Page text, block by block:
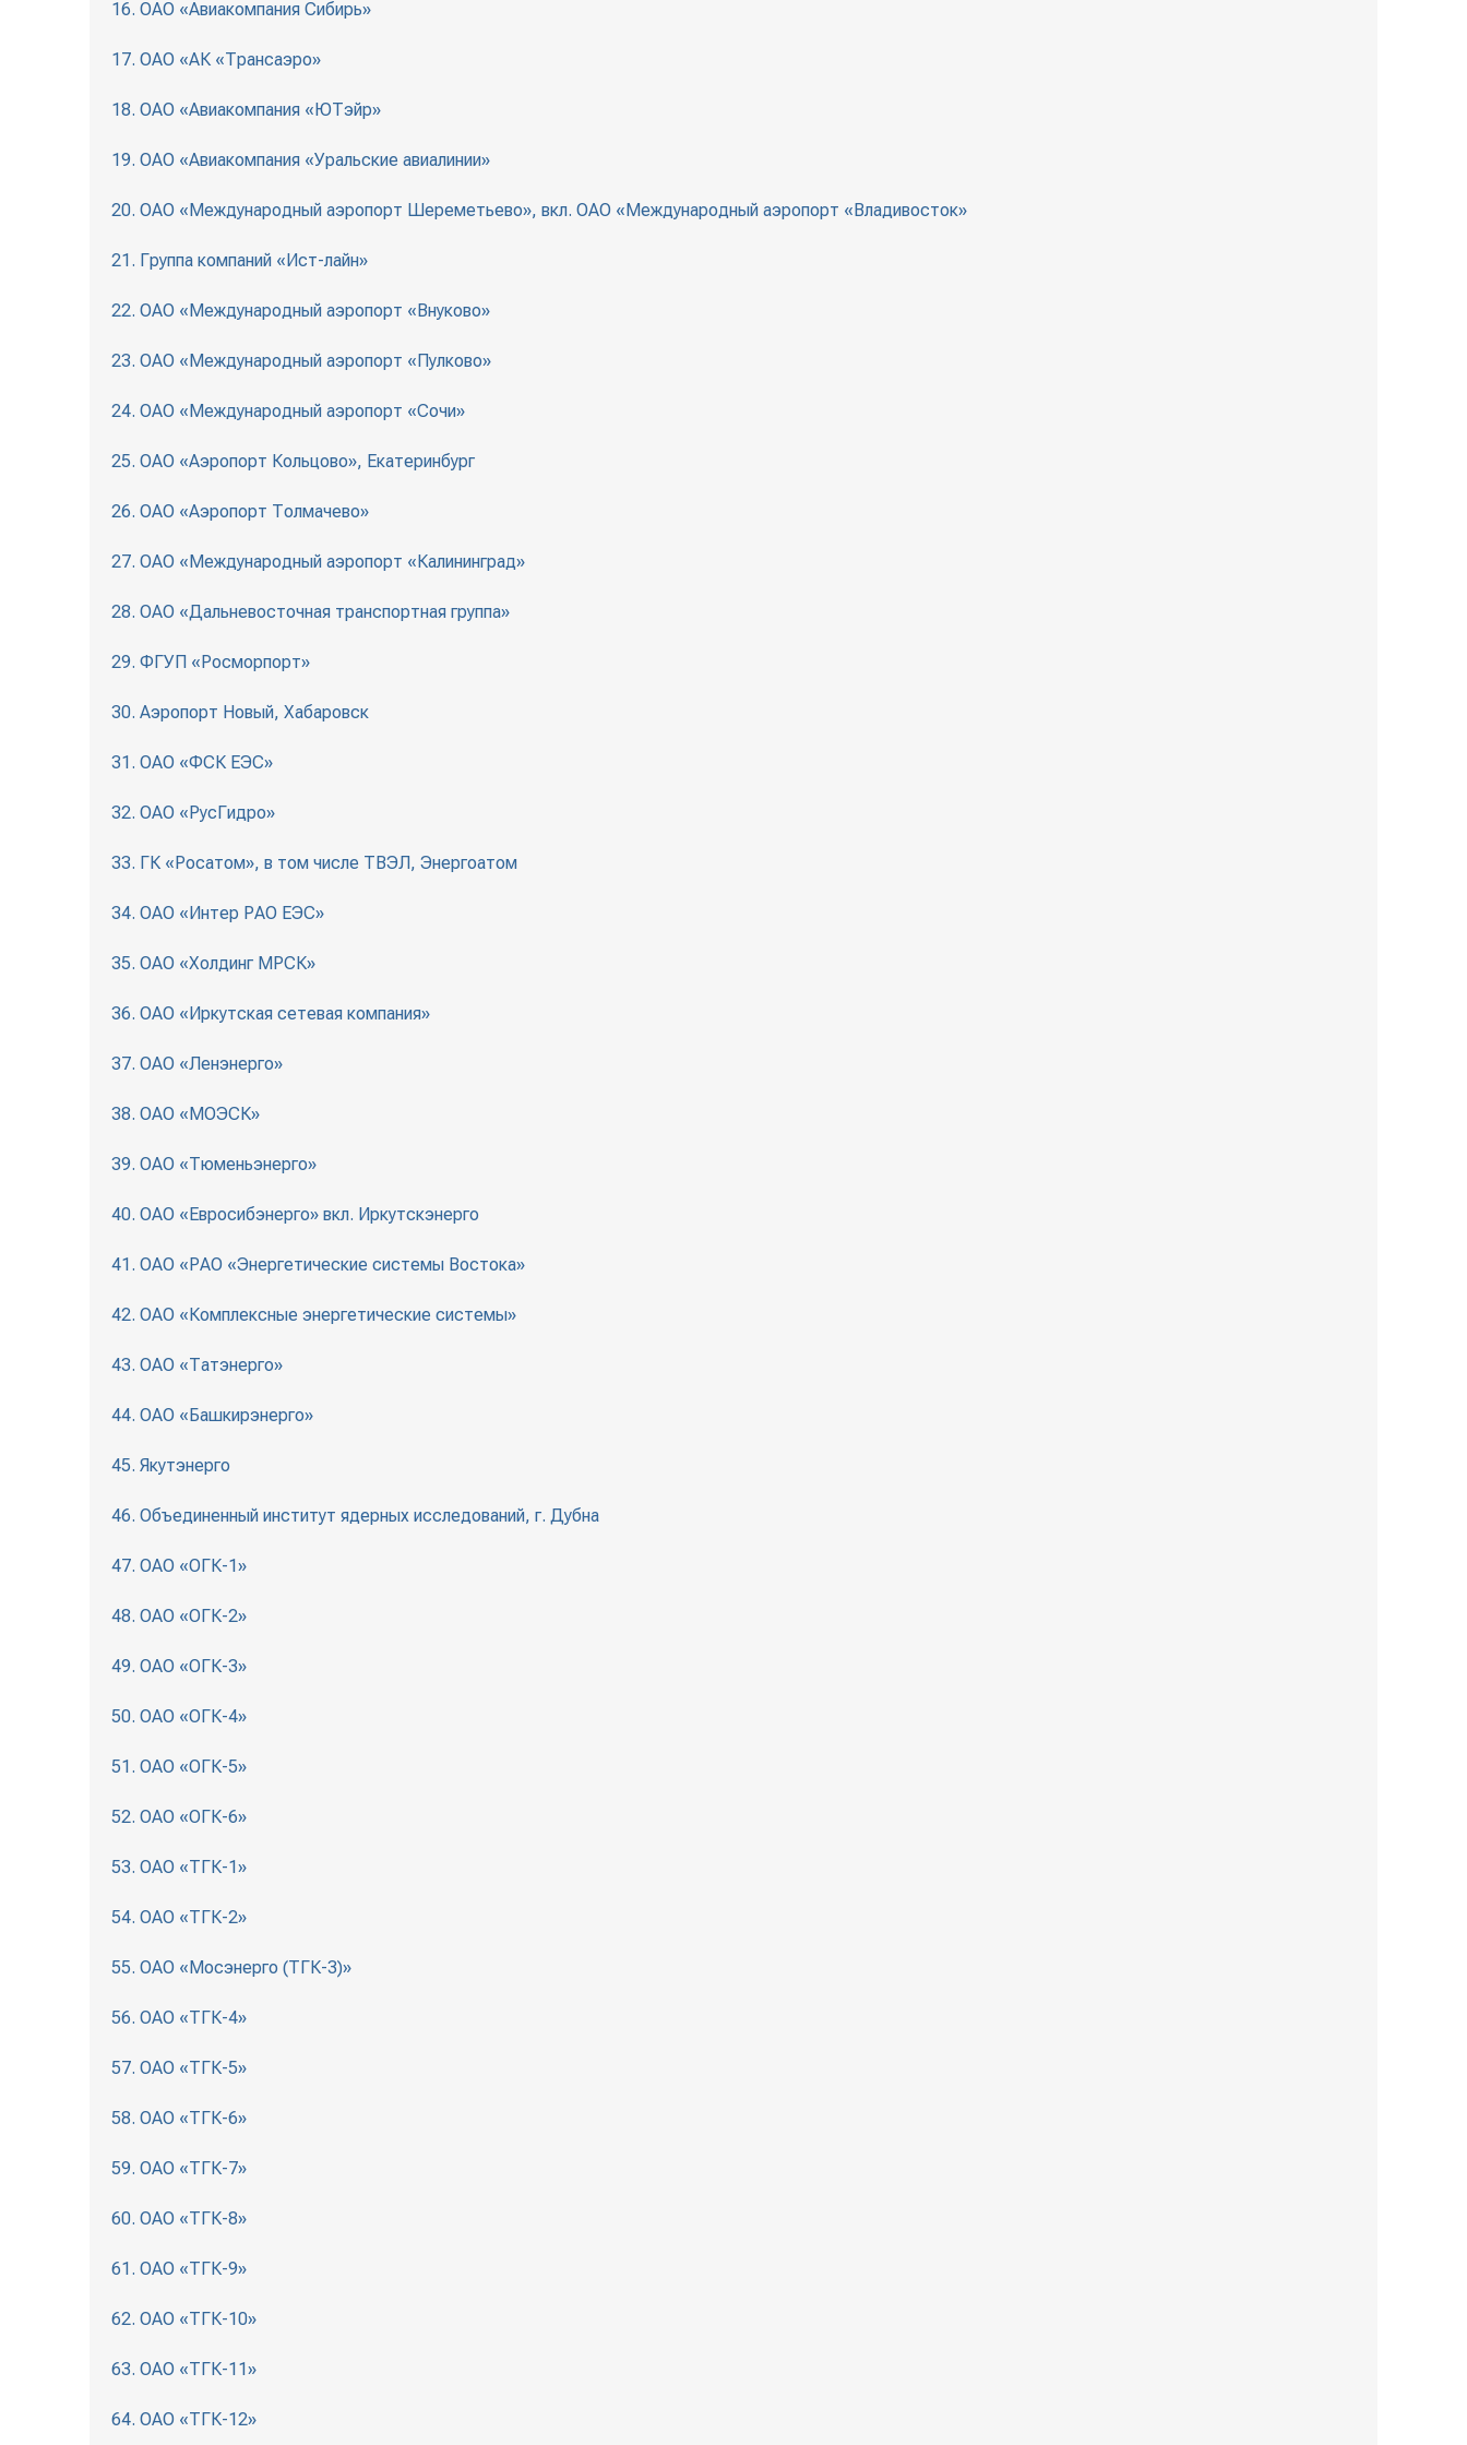
16. ОАО «Авиакомпания Сибирь»
17. ОАО «АК «Трансаэро»
18. ОАО «Авиакомпания «ЮТэйр»
19. ОАО «Авиакомпания «Уральские авиалинии»
20. ОАО «Международный аэропорт Шереметьево», вкл. ОАО «Международный аэропорт «Владивосток»
21. Группа компаний «Ист-лайн»
22. ОАО «Международный аэропорт «Внуково»
23. ОАО «Международный аэропорт «Пулково»
24. ОАО «Международный аэропорт «Сочи»
25. ОАО «Аэропорт Кольцово», Екатеринбург
26. ОАО «Аэропорт Толмачево»
27. ОАО «Международный аэропорт «Калининград»
28. ОАО «Дальневосточная транспортная группа»
29. ФГУП «Росморпорт»
30. Аэропорт Новый, Хабаровск
31. ОАО «ФСК ЕЭС»
32. ОАО «РусГидро»
33. ГК «Росатом», в том числе ТВЭЛ, Энергоатом
34. ОАО «Интер РАО ЕЭС»
35. ОАО «Холдинг МРСК»
36. ОАО «Иркутская сетевая компания»
37. ОАО «Ленэнерго»
38. ОАО «МОЭСК»
39. ОАО «Тюменьэнерго»
40. ОАО «Евросибэнерго» вкл. Иркутскэнерго
41. ОАО «РАО «Энергетические системы Востока»
42. ОАО «Комплексные энергетические системы»
43. ОАО «Татэнерго»
44. ОАО «Башкирэнерго»
45. Якутэнерго
46. Объединенный институт ядерных исследований, г. Дубна
47. ОАО «ОГК-1»
48. ОАО «ОГК-2»
49. ОАО «ОГК-3»
50. ОАО «ОГК-4»
51. ОАО «ОГК-5»
52. ОАО «ОГК-6»
53. ОАО «ТГК-1»
54. ОАО «ТГК-2»
55. ОАО «Мосэнерго (ТГК-3)»
56. ОАО «ТГК-4»
57. ОАО «ТГК-5»
58. ОАО «ТГК-6»
59. ОАО «ТГК-7»
60. ОАО «ТГК-8»
61. ОАО «ТГК-9»
62. ОАО «ТГК-10»
63. ОАО «ТГК-11»
64. ОАО «ТГК-12»